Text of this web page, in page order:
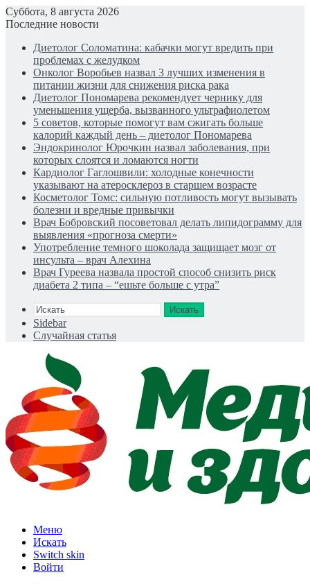
Суббота, 8 августа 2026
Последние новости
Диетолог Соломатина: кабачки могут вредить при
проблемах с желудком
Онколог Воробьев назвал 3 лучших изменения в
питании жизни для снижения риска рака
Диетолог Пономарева рекомендует чернику для
уменьшения ущерба, вызванного ультрафиолетом
5 советов, которые помогут вам сжигать больше
калорий каждый день – диетолог Пономарева
Эндокринолог Юрочкин назвал заболевания, при
которых слоятся и ломаются ногти
Кардиолог Гаглошвили: холодные конечности
указывают на атеросклероз в старшем возрасте
Косметолог Томс: сильную потливость могут вызывать
болезни и вредные привычки
Врач Бобровский посоветовал делать липидограмму для
выявления «прогноза смерти»
Употребление темного шоколада защищает мозг от
инсульта – врач Алехина
Врач Гуреева назвала простой способ снизить риск
диабета 2 типа – “ешьте больше с утра”
Искать
Sidebar
Случайная статья
Меню
Искать
Switch skin
Войти